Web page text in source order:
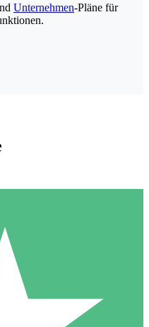
Pakete
Credits. Keine
erforderlich.
Unternehmen-Pläne für